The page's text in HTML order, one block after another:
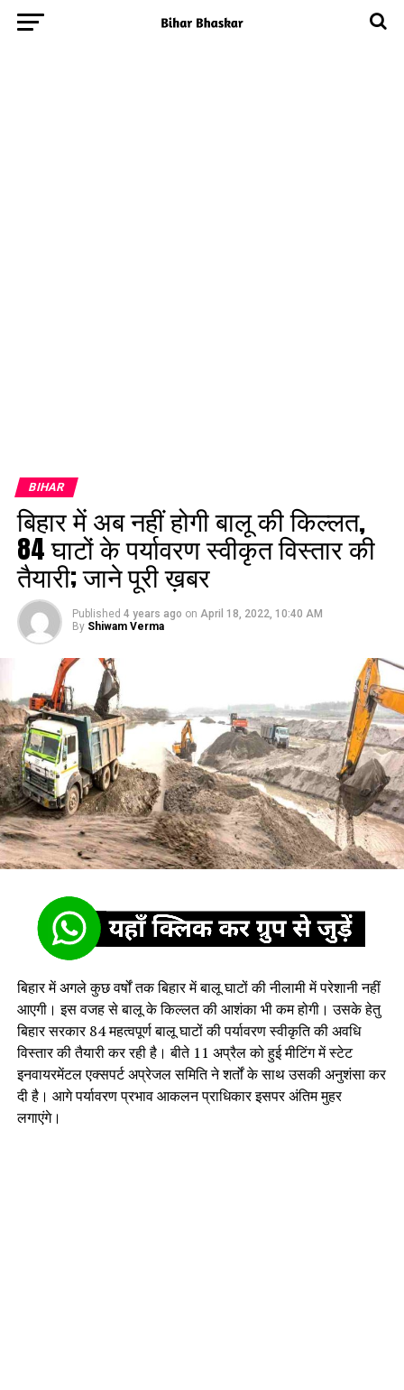
BIHAR
बिहार में अब नहीं होगी बालू की किल्लत,
84 घाटों के पर्यावरण स्वीकृत विस्तार की
तैयारी; जाने पूरी ख़बर
Published 4 years ago on April 18, 2022, 10:40 AM
By Shiwam Verma
बिहार में अगले कुछ वर्षों तक बिहार में बालू घाटों की नीलामी में परेशानी नहीं
आएगी। इस वजह से बालू के किल्लत की आशंका भी कम होगी। उसके हेतु
बिहार सरकार 84 महत्वपूर्ण बालू घाटों की पर्यावरण स्वीकृति की अवधि
विस्तार की तैयारी कर रही है। बीते 11 अप्रैल को हुई मीटिंग में स्टेट
इनवायरमेंटल एक्सपर्ट अप्रेजल समिति ने शर्तों के साथ उसकी अनुशंसा कर
दी है। आगे पर्यावरण प्रभाव आकलन प्राधिकार इसपर अंतिम मुहर
लगाएंगे।